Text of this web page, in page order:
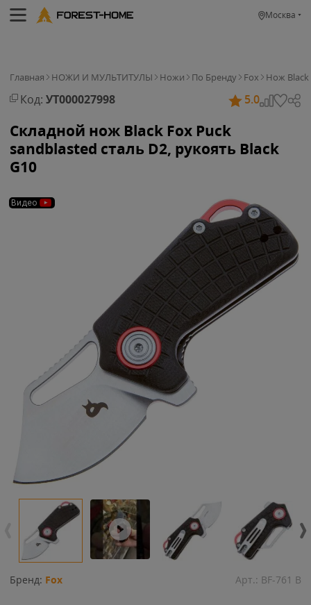
Москва
Главная НОЖИ И МУЛЬТИТУЛЫ Ножи По Бренду Fox Нож Black
Код: УТ000027998 5.0
Складной нож Black Fox Puck
sandblasted сталь D2, рукоять Black
G10
Видео
Бренд: Fox Арт.: BF-761 B